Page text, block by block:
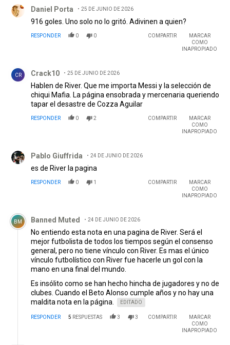
Daniel Porta 25 DE JUNIO DE 2026
916 goles. Uno solo no lo gritó. Adivinen a quien?
RESPONDER 0 0 COMPARTIR
MARCAR
COMO
INAPROPIADO
CR Crack10 25 DE JUNIO DE 2026
Hablen de River. Que me importa Messi y la selección de
chiqui Mafia. La página ensobrada y mercenaria queriendo
tapar el desastre de Cozza Aguilar
RESPONDER 0 2 COMPARTIR
MARCAR
COMO
INAPROPIADO
Pablo Giuffrida 24 DE JUNIO DE 2026
es de River la pagina
RESPONDER 0 1 COMPARTIR
MARCAR
COMO
INAPROPIADO
Comentario de Banned Muted.
BM Banned Muted 24 DE JUNIO DE 2026
No entiendo esta nota en una pagina de River. Será el
mejor futbolista de todos los tiempos según el consenso
general, pero no tiene vínculo con River. Es mas el único
vínculo futbolístico con River fue hacerle un gol con la
mano en una final del mundo.
Es insólito como se han hecho hincha de jugadores y no de
clubes. Cuando el Beto Alonso cumple años y no hay una
maldita nota en la página.
EDITADO
RESPONDER 5 RESPUESTAS 3 3 COMPARTIR
MARCAR
COMO
INAPROPIADO